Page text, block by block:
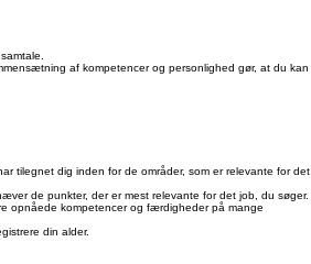
af kompetencer og personlighed gør, at du kan
tilegnet dig inden for de områder, som er relevante for det
de punkter, der er mest relevante for det job, du søger.
opnåede kompetencer og færdigheder på mange
din alder.